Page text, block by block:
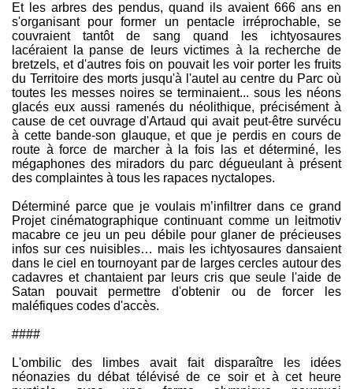
Et les arbres des pendus, quand ils avaient 666 ans en
s'organisant pour former un pentacle irréprochable, se
couvraient tantôt de sang quand les ichtyosaures
lacéraient la panse de leurs victimes à la recherche de
bretzels, et d'autres fois on pouvait les voir porter les fruits
du Territoire des morts jusqu'à l'autel au centre du Parc où
toutes les messes noires se terminaient... sous les néons
glacés eux aussi ramenés du néolithique, précisément à
cause de cet ouvrage d'Artaud qui avait peut-être survécu
à cette bande-son glauque, et que je perdis en cours de
route à force de marcher à la fois las et déterminé, les
mégaphones des miradors du parc dégueulant à présent
des complaintes à tous les rapaces nyctalopes.
Déterminé parce que je voulais m’infiltrer dans ce grand
Projet cinématographique continuant comme un leitmotiv
macabre ce jeu un peu débile pour glaner de précieuses
infos sur ces nuisibles… mais les ichtyosaures dansaient
dans le ciel en tournoyant par de larges cercles autour des
cadavres et chantaient par leurs cris que seule l'aide de
Satan pouvait permettre d'obtenir ou de forcer les
maléfiques codes d'accès.
####
L'ombilic des limbes avait fait disparaître les idées
néonazies du débat télévisé de ce soir et à cet heure